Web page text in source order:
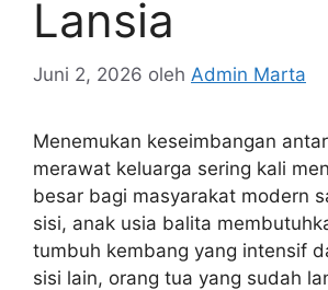
Lansia
Juni 2, 2026 oleh Admin Marta
Menemukan keseimbangan
merawat keluarga sering kali
besar bagi masyarakat modern
sisi, anak usia balita
tumbuh kembang yang intensif
sisi lain, orang tua yang sudah